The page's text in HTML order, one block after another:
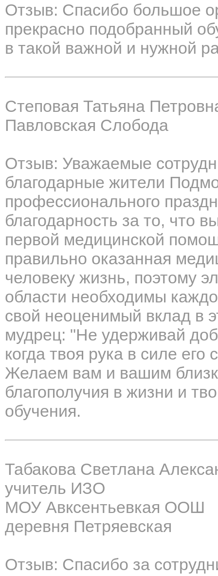
Отзыв: Спасибо большое
прекрасно подобранный
в такой важной и нужной
Степовая Татьяна
Павловская Слобода
Отзыв: Уважаемые
благодарные жители
профессионального
благодарность за то, что
первой медицинской
правильно оказанная
человеку жизнь, поэтому
области необходимы
свой неоценимый вклад в
мудрец: "Не удерживай
когда твоя рука в силе
Желаем вам и вашим
благополучия в жизни и
обучения.
Табакова Светлана
учитель ИЗО
МОУ Авксентьевкая ООШ
деревня Петряевская
Отзыв: Спасибо за